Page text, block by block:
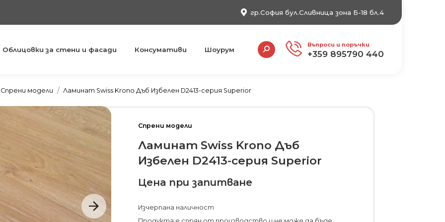
гр.София бул.Сливница зона Б-18 бл.4
Облицовки за стени и фасади Консумативи Шоурум
Search: Въпроси и поръчки
+359 895790 440
You are here:
Спрени модели Ламинат Swiss Krono Дъб Избелен D2413-серия Superior
Спрени модели
Ламинат Swiss Krono Дъб
Избелен D2413-серия Superior
Цена при запитване
Изчерпана наличност